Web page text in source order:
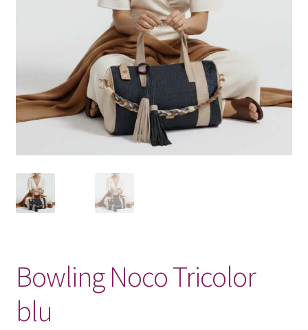
Pagamento
Shop
Bowling Noco Tricolor
blu